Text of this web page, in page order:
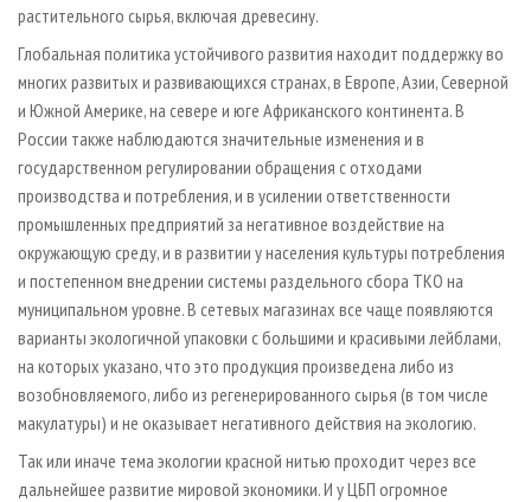
растительного сырья, включая древесину.
Глобальная политика устойчивого развития находит поддержку во
многих развитых и развивающихся странах, в Европе, Азии, Северной
и Южной Америке, на севере и юге Африканского континента. В
России также наблюдаются значительные изменения и в
государственном регулировании обращения с отходами
производства и потребления, и в усилении ответственности
промышленных предприятий за негативное воздействие на
окружающую среду, и в развитии у населения культуры потребления
и постепенном внедрении системы раздельного сбора ТКО на
муниципальном уровне. В сетевых магазинах все чаще появляются
варианты экологичной упаковки с большими и красивыми лейблами,
на которых указано, что это продукция произведена либо из
возобновляемого, либо из регенерированного сырья (в том числе
макулатуры) и не оказывает негативного действия на экологию.
Так или иначе тема экологии красной нитью проходит через все
дальнейшее развитие мировой экономики. И у ЦБП огромное